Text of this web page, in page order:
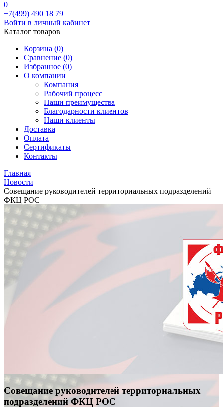
0
+7(499) 490 18 79
Войти в личный кабинет
Каталог товаров
Корзина (0)
Сравнение (0)
Избранное (0)
О компании
Компания
Рабочий процесс
Наши преимущества
Благодарности клиентов
Наши клиенты
Доставка
Оплата
Сертификаты
Контакты
Главная
Новости
Совещание руководителей территориальных подразделений
ФКЦ РОС
Совещание руководителей территориальных
подразделений ФКЦ РОС